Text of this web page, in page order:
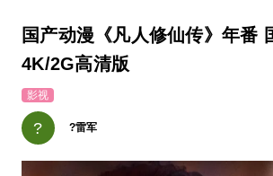
国产动漫《凡人修仙传》年番
4K/2G高清版
影视
? ?雷军